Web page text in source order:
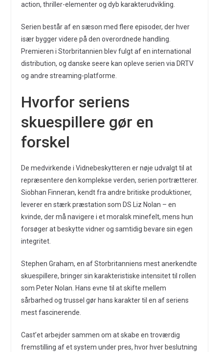
action, thriller-elementer og dyb karakterudvikling.
Serien består af en sæson med flere episoder, der hver
især bygger videre på den overordnede handling.
Premieren i Storbritannien blev fulgt af en international
distribution, og danske seere kan opleve serien via DRTV
og andre streaming-platforme.
Hvorfor seriens
skuespillere gør en
forskel
De medvirkende i Vidnebeskytteren er nøje udvalgt til at
repræsentere den komplekse verden, serien portrætterer.
Siobhan Finneran, kendt fra andre britiske produktioner,
leverer en stærk præstation som DS Liz Nolan – en
kvinde, der må navigere i et moralsk minefelt, mens hun
forsøger at beskytte vidner og samtidig bevare sin egen
integritet.
Stephen Graham, en af Storbritanniens mest anerkendte
skuespillere, bringer sin karakteristiske intensitet til rollen
som Peter Nolan. Hans evne til at skifte mellem
sårbarhed og trussel gør hans karakter til en af seriens
mest fascinerende.
Cast’et arbejder sammen om at skabe en troværdig
fremstilling af et system under pres, hvor hver beslutning